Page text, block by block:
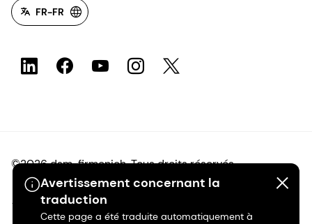
Avertissement concernant la
traduction
Cette page a été traduite automatiquement à
FR-FR
©2026 dsm-firmenich. Tous droits réservés.
Avis de confidentialité